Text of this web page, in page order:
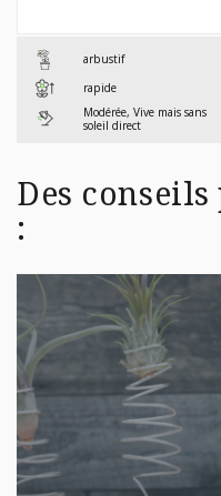
arbustif
rapide
Modérée, Vive mais sans
soleil direct
Des
: